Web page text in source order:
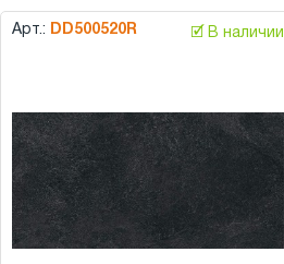
Арт.: DD500520R 🗹 В наличии